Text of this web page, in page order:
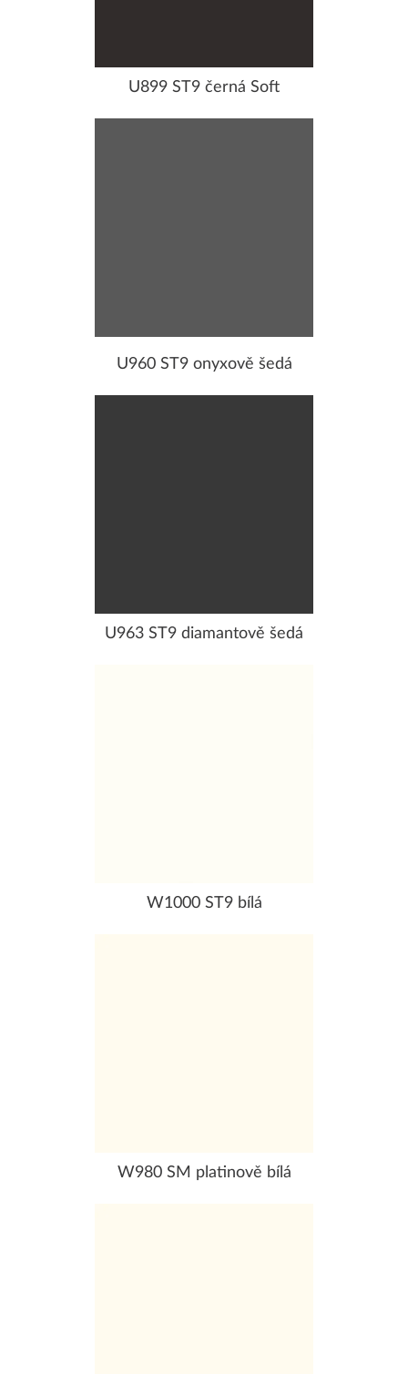
U899 ST9 černá Soft
U960 ST9 onyxově šedá
U963 ST9 diamantově šedá
W1000 ST9 bílá
W980 SM platinově bílá